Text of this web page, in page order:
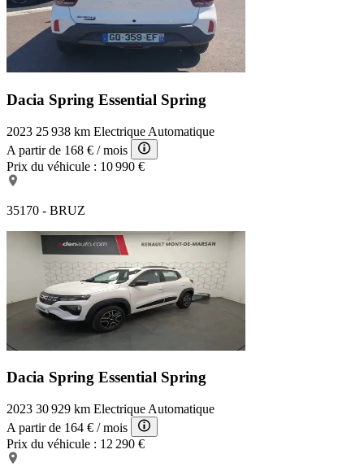
Dacia Spring Essential Spring
2023 25 938 km Electrique Automatique
A partir de 168 € / mois
Prix du véhicule : 10 990 €
35170 - BRUZ
Dacia Spring Essential Spring
2023 30 929 km Electrique Automatique
A partir de 164 € / mois
Prix du véhicule : 12 290 €